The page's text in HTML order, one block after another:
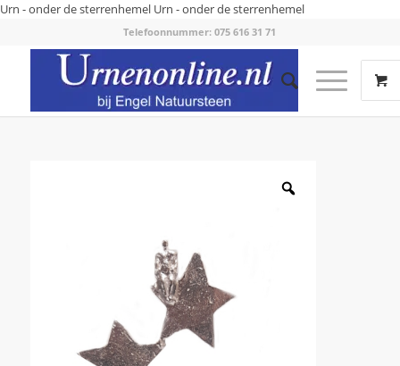
Urn - onder de sterrenhemel Urn - onder de sterrenhemel
Telefoonnummer: 075 616 31 71